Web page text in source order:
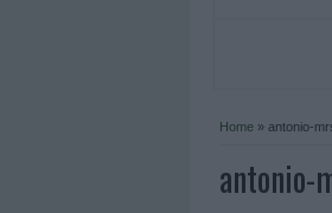
Home » antonio-
antonio-